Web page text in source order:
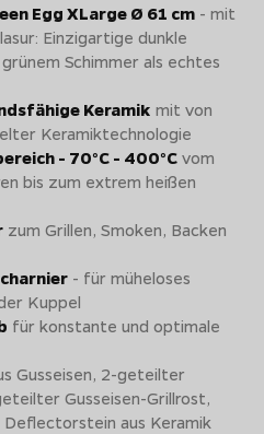
Egg XLarge Ø 61 cm - mit
Einzigartige dunkle
Schimmer als echtes
Keramik mit von
Keramiktechnologie
- 70°C - 400°C vom
bis zum extrem heißen
zum Grillen, Smoken, Backen
- für müheloses
Kuppel
für konstante und optimale
Gusseisen, 2-geteilter
Gusseisen-Grillrost,
aus Keramik